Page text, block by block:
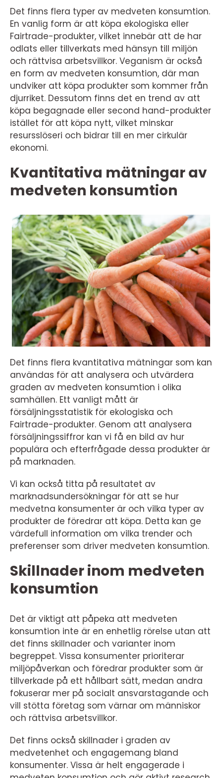
Det finns flera typer av medveten konsumtion.
En vanlig form är att köpa ekologiska eller
Fairtrade-produkter, vilket innebär att de har
odlats eller tillverkats med hänsyn till miljön
och rättvisa arbetsvillkor. Veganism är också
en form av medveten konsumtion, där man
undviker att köpa produkter som kommer från
djurriket. Dessutom finns det en trend av att
köpa begagnade eller second hand-produkter
istället för att köpa nytt, vilket minskar
resursslöseri och bidrar till en mer cirkulär
ekonomi.
Kvantitativa mätningar av
medveten konsumtion
Det finns flera kvantitativa mätningar som kan
användas för att analysera och utvärdera
graden av medveten konsumtion i olika
samhällen. Ett vanligt mått är
försäljningsstatistik för ekologiska och
Fairtrade-produkter. Genom att analysera
försäljningssiffror kan vi få en bild av hur
populära och efterfrågade dessa produkter är
på marknaden.
Vi kan också titta på resultatet av
marknadsundersökningar för att se hur
medvetna konsumenter är och vilka typer av
produkter de föredrar att köpa. Detta kan ge
värdefull information om vilka trender och
preferenser som driver medveten konsumtion.
Skillnader inom medveten
konsumtion
Det är viktigt att påpeka att medveten
konsumtion inte är en enhetlig rörelse utan att
det finns skillnader och varianter inom
begreppet. Vissa konsumenter prioriterar
miljöpåverkan och föredrar produkter som är
tillverkade på ett hållbart sätt, medan andra
fokuserar mer på socialt ansvarstagande och
vill stötta företag som värnar om människor
och rättvisa arbetsvillkor.
Det finns också skillnader i graden av
medvetenhet och engagemang bland
konsumenter. Vissa är helt engagerade i